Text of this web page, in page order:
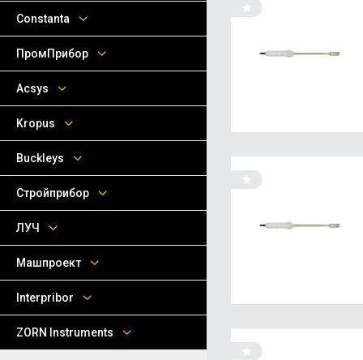
Сonstanta
ПромПрибор
Acsys
Kropus
Buckleys
Стройприбор
ЛУЧ
Машпроект
Interpribor
ZORN Instruments